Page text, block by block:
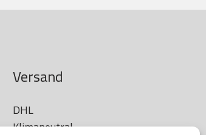
Versand
DHL
Klimaneutral